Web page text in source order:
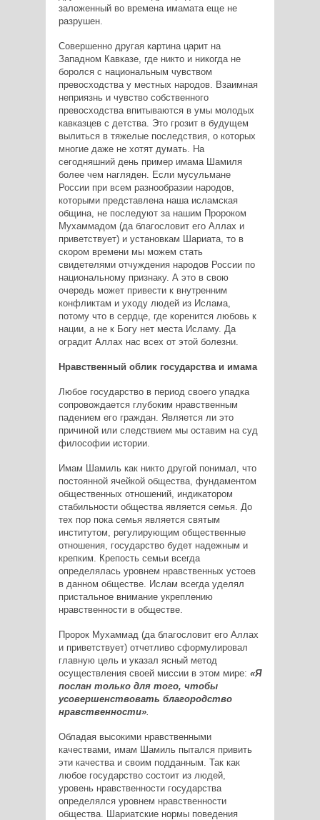
заложенный во времена имамата еще не
разрушен.
Совершенно другая картина царит на
Западном Кавказе, где никто и никогда не
боролся с национальным чувством
превосходства у местных народов. Взаимная
неприязнь и чувство собственного
превосходства впитываются в умы молодых
кавказцев с детства. Это грозит в будущем
вылиться в тяжелые последствия, о которых
многие даже не хотят думать. На
сегодняшний день пример имама Шамиля
более чем нагляден. Если мусульмане
России при всем разнообразии народов,
которыми представлена наша исламская
община, не последуют за нашим Пророком
Мухаммадом (да благословит его Аллах и
приветствует) и установкам Шариата, то в
скором времени мы можем стать
свидетелями отчуждения народов России по
национальному признаку. А это в свою
очередь может привести к внутренним
конфликтам и уходу людей из Ислама,
потому что в сердце, где коренится любовь к
нации, а не к Богу нет места Исламу. Да
оградит Аллах нас всех от этой болезни.
Нравственный облик государства и имама
Любое государство в период своего упадка
сопровождается глубоким нравственным
падением его граждан. Является ли это
причиной или следствием мы оставим на суд
философии истории.
Имам Шамиль как никто другой понимал, что
постоянной ячейкой общества, фундаментом
общественных отношений, индикатором
стабильности общества является семья. До
тех пор пока семья является святым
институтом, регулирующим общественные
отношения, государство будет надежным и
крепким. Крепость семьи всегда
определялась уровнем нравственных устоев
в данном обществе. Ислам всегда уделял
пристальное внимание укреплению
нравственности в обществе.
Пророк Мухаммад (да благословит его Аллах
и приветствует) отчетливо сформулировал
главную цель и указал ясный метод
осуществления своей миссии в этом мире: «Я
послан только для того, чтобы
усовершенствовать благородство
нравственности».
Обладая высокими нравственными
качествами, имам Шамиль пытался привить
эти качества и своим подданным. Так как
любое государство состоит из людей,
уровень нравственности государства
определялся уровнем нравственности
общества. Шариатские нормы поведения